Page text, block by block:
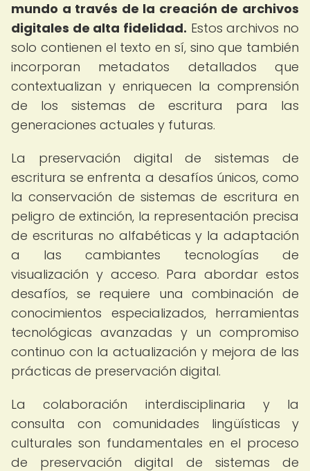
mundo a través de la creación de archivos
digitales de alta fidelidad. Estos archivos no
solo contienen el texto en sí, sino que también
incorporan metadatos detallados que
contextualizan y enriquecen la comprensión
de los sistemas de escritura para las
generaciones actuales y futuras.
La preservación digital de sistemas de
escritura se enfrenta a desafíos únicos, como
la conservación de sistemas de escritura en
peligro de extinción, la representación precisa
de escrituras no alfabéticas y la adaptación
a las cambiantes tecnologías de
visualización y acceso. Para abordar estos
desafíos, se requiere una combinación de
conocimientos especializados, herramientas
tecnológicas avanzadas y un compromiso
continuo con la actualización y mejora de las
prácticas de preservación digital.
La colaboración interdisciplinaria y la
consulta con comunidades lingüísticas y
culturales son fundamentales en el proceso
de preservación digital de sistemas de